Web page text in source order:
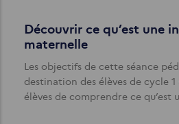
Découvrir ce qu’est une
maternelle
Les objectifs de cette séance
destination des élèves de cycle
élèves de comprendre ce qu’est